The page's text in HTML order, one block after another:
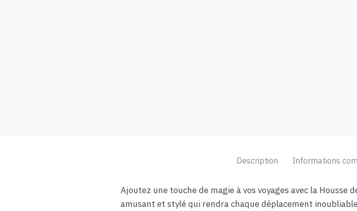
Description Informations
Ajoutez une touche de magie à vos voyages avec la Housse
amusant et stylé qui rendra chaque déplacement